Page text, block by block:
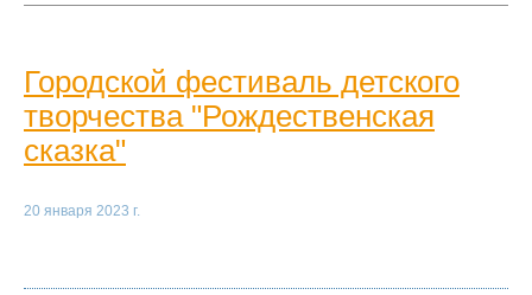
Городской фестиваль детского
творчества "Рождественская
сказка"
20 января 2023 г.